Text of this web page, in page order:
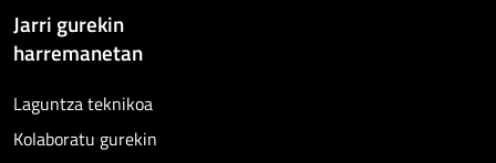
Jarri gurekin
harremanetan
Laguntza teknikoa
Kolaboratu gurekin